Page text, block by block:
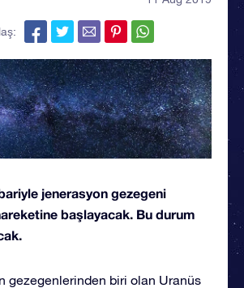
jenerasyon gezegeni
başlayacak. Bu durum
gezegenlerinden biri olan Uranüs